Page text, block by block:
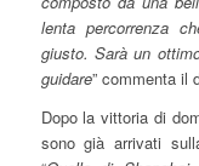
lenta percorrenza
giusto. Sarà un
guidare” commenta il
Dopo la vittoria di
sono già arrivati